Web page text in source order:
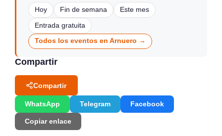
Hoy Fin de semana Este mes
Entrada gratuita
Todos los eventos en Arnuero →
Compartir
Compartir
WhatsApp Telegram Facebook
Copiar enlace